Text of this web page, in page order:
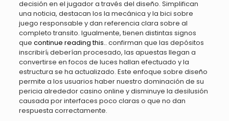
decisión en el jugador a través del diseño. Simplifican
una noticia, destacan los la mecánica y la bici sobre
juego responsable y dan referencia clara sobre al
completo transito. Igualmente, tienen distintas signos
que continue reading this.. confirman que las depósitos
inscribirí¡ deberían procesado, las apuestas llegan a
convertirse en focos de luces hallan efectuado y la
estructura se ha actualizado. Este enfoque sobre diseño
permite a los usuarios haber nuestro dominación de su
pericia alrededor casino online y disminuye la desilusión
causada por interfaces poco claras o que no dan
respuesta correctamente.